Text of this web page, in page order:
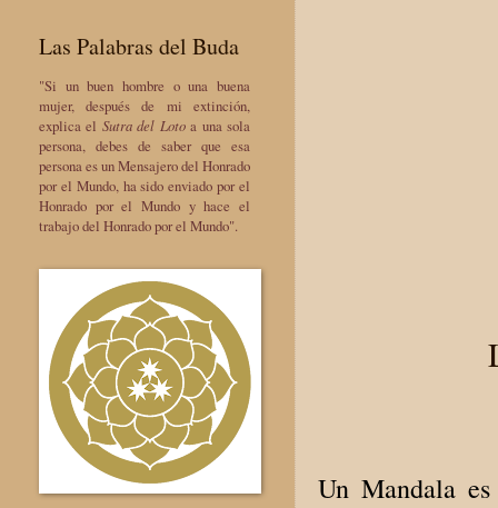
Un Mandala
Las Palabras del Buda
"Si un buen hombre o una buena
mujer, después de mi extinción,
explica el Sutra del Lotoa una sola
persona, debes de saber que esa
persona es un Mensajero del Honrado
por el Mundo, ha sido enviado por el
Honrado por el Mundo y hace el
trabajo del Honrado por el Mundo".